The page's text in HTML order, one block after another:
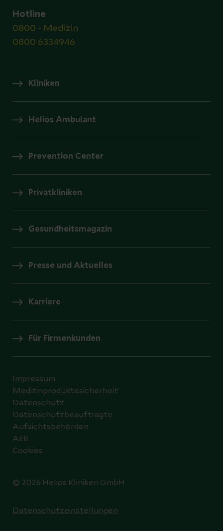
Hotline
0800 - Medizin
0800 6334946
Kliniken
Helios Ambulant
Prevention Center
Privatkliniken
Gesundheitsmagazin
Presse und Aktuelles
Karriere
Für Firmenkunden
© 2026 Helios Kliniken GmbH
Impressum
Medizinproduktesicherheit
Datenschutz
Datenschutzbeauftragte
Aufsichtsbehörden
AEB
Cookies
Datenschutzeinstellungen